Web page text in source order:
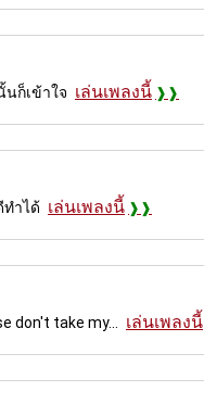
ก็เข้าใจ เล่นเพลงนี้
ำได้ เล่นเพลงนี้
don't take my... เล่นเพลงนี้